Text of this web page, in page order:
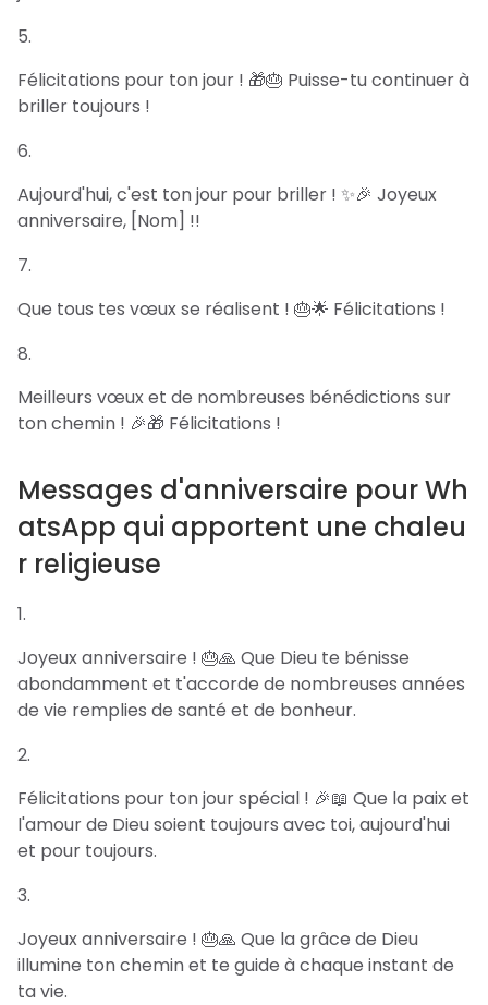
Félicitations pour ton jour ! 🎁🎂 Puisse-tu continuer à
briller toujours !
Aujourd'hui, c'est ton jour pour briller ! ✨🎉 Joyeux
anniversaire, [Nom] !!
Que tous tes vœux se réalisent ! 🎂🌟 Félicitations !
Meilleurs vœux et de nombreuses bénédictions sur
ton chemin ! 🎉🎁 Félicitations !
Messages d'anniversaire pour Wh
atsApp qui apportent une chaleu
r religieuse
Joyeux anniversaire ! 🎂🙏 Que Dieu te bénisse
abondamment et t'accorde de nombreuses années
de vie remplies de santé et de bonheur.
Félicitations pour ton jour spécial ! 🎉📖 Que la paix et
l'amour de Dieu soient toujours avec toi, aujourd'hui
et pour toujours.
Joyeux anniversaire ! 🎂🙏 Que la grâce de Dieu
illumine ton chemin et te guide à chaque instant de
ta vie.